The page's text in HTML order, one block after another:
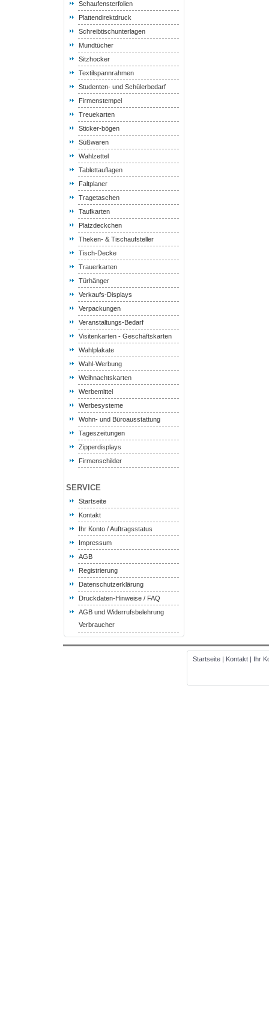
Schaufensterfolien
Plattendirektdruck
Schreibtischunterlagen
Mundtücher
Sitzhocker
Textilspannrahmen
Studenten- und Schülerbedarf
Firmenstempel
Treuekarten
Sticker-bögen
Süßwaren
Wahlzettel
Tablettauflagen
Faltplaner
Tragetaschen
Taufkarten
Platzdeckchen
Theken- & Tischaufsteller
Tisch-Decke
Trauerkarten
Türhänger
Verkaufs-Displays
Verpackungen
Veranstaltungs-Bedarf
Visitenkarten - Geschäftskarten
Wahlplakate
Wahl-Werbung
Weihnachtskarten
Werbemittel
Werbesysteme
Wohn- und Büroausstattung
Tageszeitungen
Zipperdisplays
Firmenschilder
SERVICE
Startseite
Kontakt
Ihr Konto / Auftragsstatus
Impressum
AGB
Registrierung
Datenschutzerklärung
Druckdaten-Hinweise / FAQ
AGB und Widerrufsbelehrung
Verbraucher
Startseite | Kontakt | Ihr